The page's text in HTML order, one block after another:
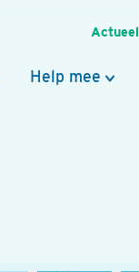
Actueel
Help mee